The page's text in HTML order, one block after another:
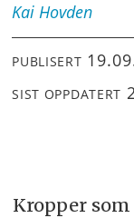
Kai Hovden
PUBLISERT
SIST OPPDATERT
Kropper